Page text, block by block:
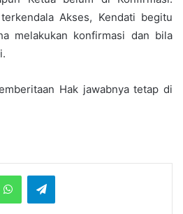
Akses, Kendati begitu
melakukan konfirmasi dan bila
Hak jawabnya tetap di
WhatsAppTelegram